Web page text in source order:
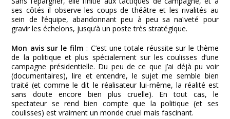
ses côtés il observe les coups de théâtre et les rivalités au
sein de l’équipe, abandonnant peu à peu sa naïveté pour
gravir les échelons, jusqu’à un poste très stratégique.
Mon avis sur le film : C’est une totale réussite sur le thème
de la politique et plus spécialement sur les coulisses d’une
campagne présidentielle. Du peu de ce que j’ai déjà pu voir
(documentaires), lire et entendre, le sujet me semble bien
traité (et comme le dit le réalisateur lui-même, la réalité est
sans doute encore bien plus cruelle). En tout cas, le
spectateur se rend bien compte que la politique (et ses
coulisses) est vraiment un monde cruel mais fascinant.